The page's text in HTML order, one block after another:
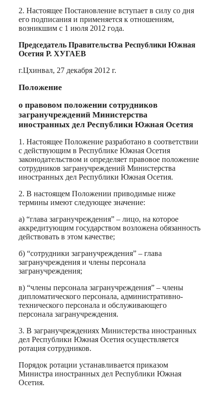
2. Настоящее Постановление вступает в силу со дня
его подписания и применяется к отношениям,
возникшим с 1 июля 2012 года.
Председатель Правительства Республики Южная
Осетия Р. ХУГАЕВ
г.Цхинвал, 27 декабря 2012 г.
Положение
о правовом положении сотрудников
загранучреждений Министерства
иностранных дел Республики Южная Осетия
1. Настоящее Положение разработано в соответствии
с действующим в Республике Южная Осетия
законодательством и определяет правовое положение
сотрудников загранучреждений Министерства
иностранных дел Республики Южная Осетия.
2. В настоящем Положении приводимые ниже
термины имеют следующее значение:
а) “глава загранучреждения” – лицо, на которое
аккредитующим государством возложена обязанность
действовать в этом качестве;
б) “сотрудники загранучреждения” – глава
загранучреждения и члены персонала
загранучреждения;
в) “члены персонала загранучреждения” – члены
дипломатического персонала, административно-
технического персонала и обслуживающего
персонала загранучреждения.
3. В загранучреждениях Министерства иностранных
дел Республики Южная Осетия осуществляется
ротация сотрудников.
Порядок ротации устанавливается приказом
Министра иностранных дел Республики Южная
Осетия.